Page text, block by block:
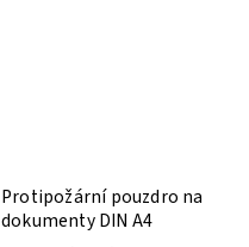
Protipožární pouzdro na
dokumenty DIN A4